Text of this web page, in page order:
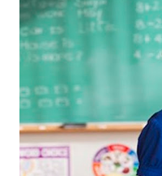
sempre as intervenções
isso ressalta trabalho.
EXPRESSÕES PARA USO
escreve O aluno não
conceitos, está em fase
Apresenta dificuldades
Ainda não desenvolveu
ambiente...